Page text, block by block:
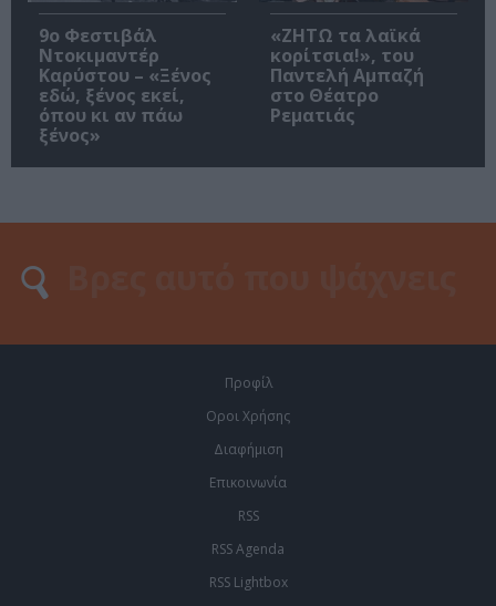
9ο Φεστιβάλ
Ντοκιμαντέρ
Καρύστου – «Ξένος
εδώ, ξένος εκεί,
όπου κι αν πάω
ξένος»
«ΖΗΤΩ τα λαϊκά
κορίτσια!», του
Παντελή Αμπαζή
στο Θέατρο
Ρεματιάς
Προφίλ
Οροι Χρήσης
Διαφήμιση
Επικοινωνία
RSS
RSS Agenda
RSS Lightbox